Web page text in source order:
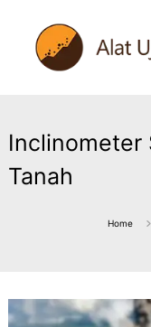
content
DISTRIBUTOR
INSTRUMENT
Inclinometer
Tanah
Home